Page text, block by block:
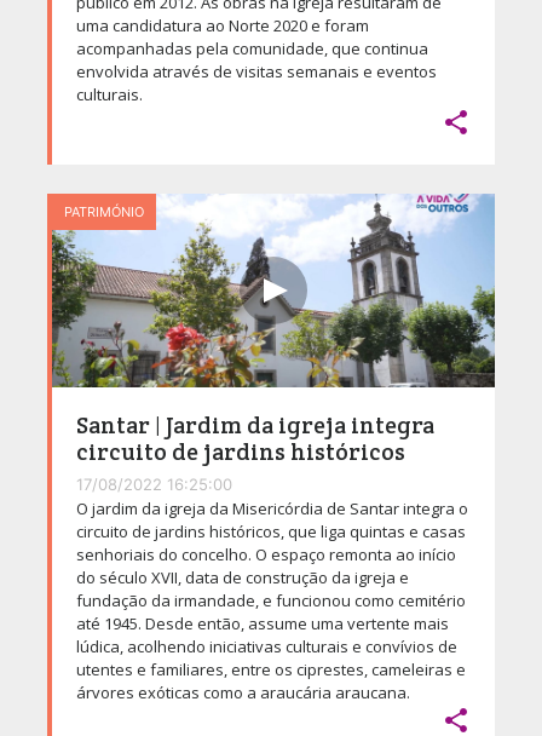
uma candidatura ao Norte 2020 e foram
acompanhadas pela comunidade, que continua
envolvida através de visitas semanais e eventos
culturais.

PATRIMÓNIO
Santar | Jardim da igreja integra
circuito de jardins históricos
17/08/2022 16:25:00
O jardim da igreja da Misericórdia de Santar integra o
circuito de jardins históricos, que liga quintas e casas
senhoriais do concelho. O espaço remonta ao início
do século XVII, data de construção da igreja e
fundação da irmandade, e funcionou como cemitério
até 1945. Desde então, assume uma vertente mais
lúdica, acolhendo iniciativas culturais e convívios de
utentes e familiares, entre os ciprestes, cameleiras e
árvores exóticas como a araucária araucana.
